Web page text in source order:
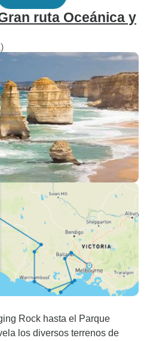
ruta Oceánica y
Rock hasta el Parque
los diversos terrenos de